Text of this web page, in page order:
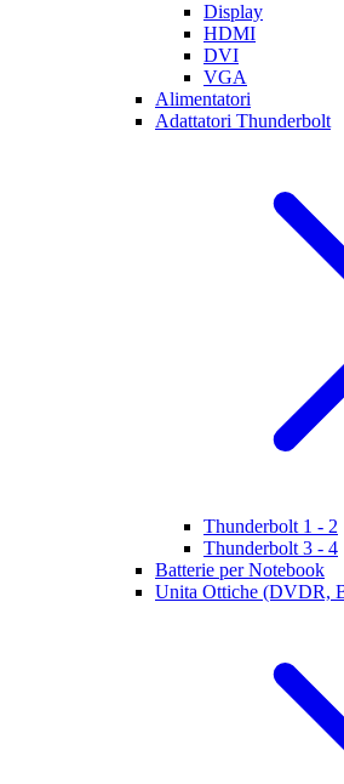
Display
HDMI
DVI
VGA
Alimentatori
Adattatori Thunderbolt
Thunderbolt 1 - 2
Thunderbolt 3 - 4
Batterie per Notebook
Unita Ottiche (DVDR,